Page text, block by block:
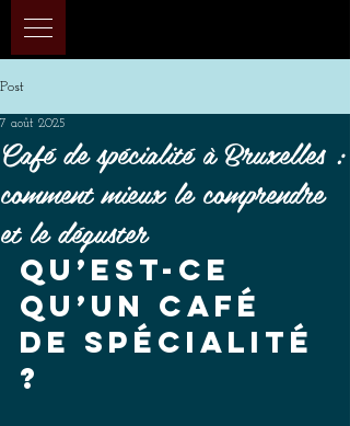
Post
Café de spécialité à Bruxelles :
comment mieux le comprendre
et le déguster
7 août 2025
Qu’est-ce
qu’un café
de spécialité
?